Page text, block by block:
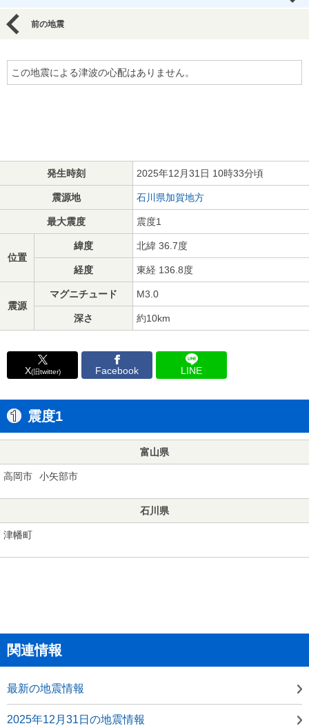
前の地震
この地震による津波の心配はありません。
発生時刻 2025年12月31日 10時33分頃
震源地 石川県加賀地方
最大震度 震度1
位置
緯度 北緯 36.7度
経度 東経 136.8度
震源
マグニチュード M3.0
深さ 約10km
X(旧twitter) Facebook LINE
震度1
富山県
高岡市 小矢部市
石川県
津幡町
関連情報
最新の地震情報
2025年12月31日の地震情報